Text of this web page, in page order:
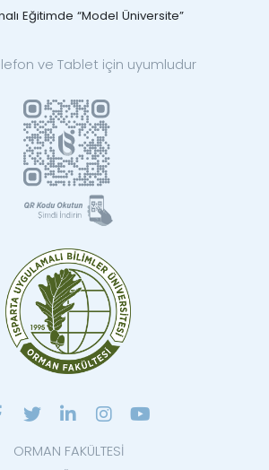
Eğitimde “Model Üniversite”
ve Tablet için uyumludur
ORMAN FAKÜLTESİ